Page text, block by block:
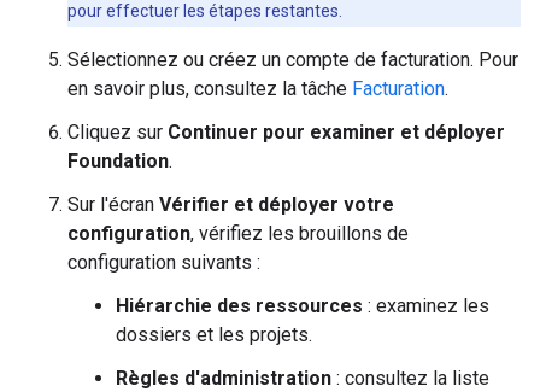
pour effectuer les étapes restantes.
Sélectionnez ou créez un compte de facturation. Pour
en savoir plus, consultez la tâche Facturation.
Cliquez sur Continuer pour examiner et déployer
Foundation.
Sur l'écran Vérifier et déployer votre
configuration, vérifiez les brouillons de
configuration suivants :
Hiérarchie des ressources : examinez les
dossiers et les projets.
Règles d'administration : consultez la liste